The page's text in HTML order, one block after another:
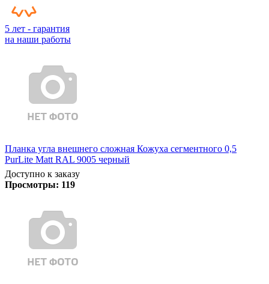
5 лет - гарантия
на наши работы
Планка угла внешнего сложная Кожуха сегментного 0,5
PurLite Matt RAL 9005 черный
Доступно к заказу
Просмотры: 119